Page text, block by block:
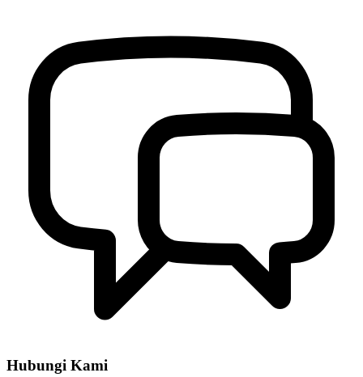
Hubungi Kami